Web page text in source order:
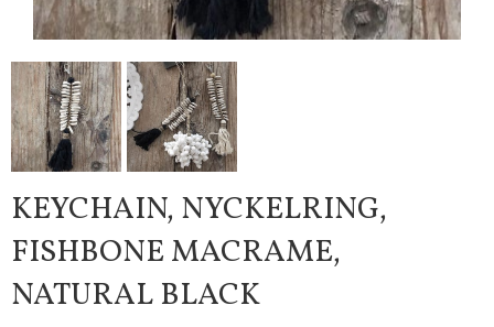
KEYCHAIN, NYCKELRING,
FISHBONE MACRAME,
NATURAL BLACK